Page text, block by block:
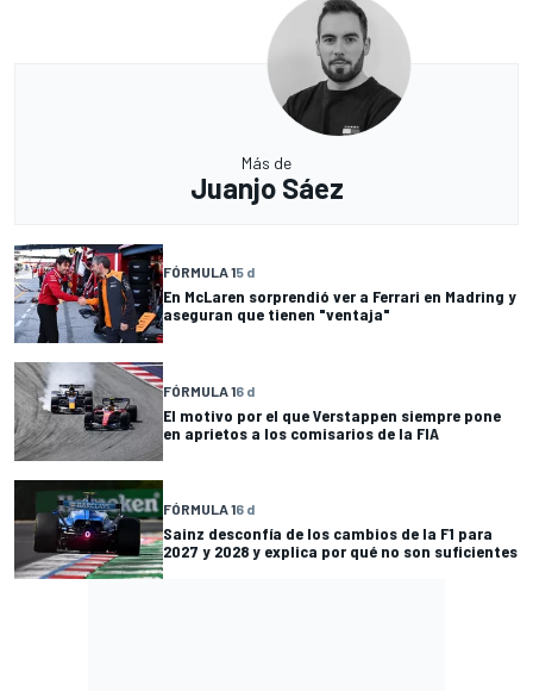
Más de
Juanjo Sáez
FÓRMULA 15 d
En McLaren sorprendió ver a Ferrari en Madring y
aseguran que tienen "ventaja"
FÓRMULA 16 d
El motivo por el que Verstappen siempre pone
en aprietos a los comisarios de la FIA
FÓRMULA 16 d
Sainz desconfía de los cambios de la F1 para
2027 y 2028 y explica por qué no son suficientes